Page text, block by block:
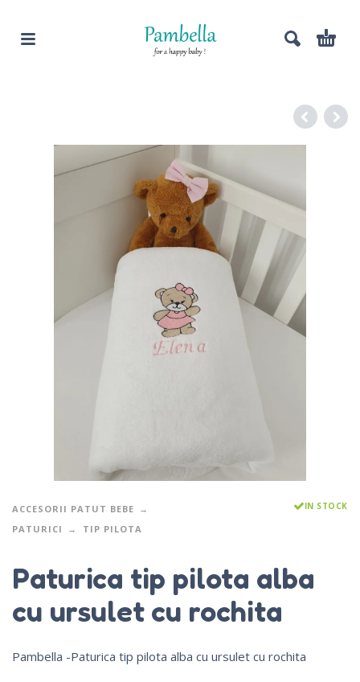
ACCESORII PATUT BEBE
PATURICI
TIP PILOTA
IN STOCK
Paturica tip pilota alba
cu ursulet cu rochita
Pambella -Paturica tip pilota alba cu ursulet cu rochita